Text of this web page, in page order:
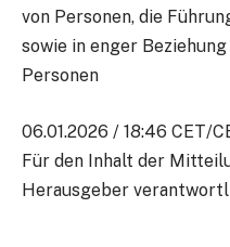
von Personen, die
sowie in enger
Personen
06.01.2026 / 18:46 CET/
Für den Inhalt der
Herausgeber